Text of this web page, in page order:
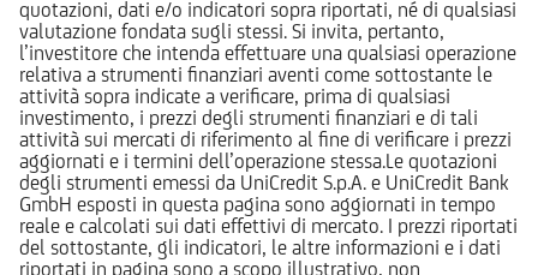
quotazioni, dati e/o indicatori sopra riportati, né di qualsiasi
valutazione fondata sugli stessi. Si invita, pertanto,
l’investitore che intenda effettuare una qualsiasi operazione
relativa a strumenti finanziari aventi come sottostante le
attività sopra indicate a verificare, prima di qualsiasi
investimento, i prezzi degli strumenti finanziari e di tali
attività sui mercati di riferimento al fine di verificare i prezzi
aggiornati e i termini dell’operazione stessa.Le quotazioni
degli strumenti emessi da UniCredit S.p.A. e UniCredit Bank
GmbH esposti in questa pagina sono aggiornati in tempo
reale e calcolati sui dati effettivi di mercato. I prezzi riportati
del sottostante, gli indicatori, le altre informazioni e i dati
riportati in pagina sono a scopo illustrativo, non